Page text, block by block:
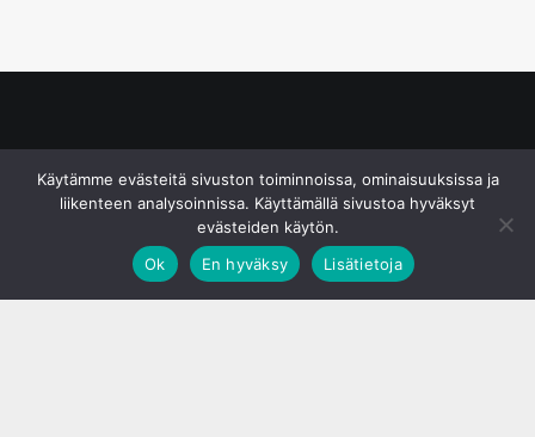
Käytämme evästeitä sivuston toiminnoissa, ominaisuuksissa ja
liikenteen analysoinnissa. Käyttämällä sivustoa hyväksyt
evästeiden käytön.
Ok
En hyväksy Lisätietoja